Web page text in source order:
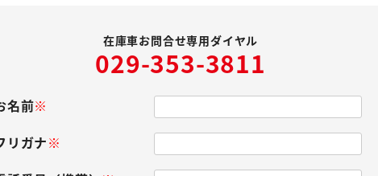
在庫車お問合せ専用ダイヤル
029-353-3811
名前※
リガナ※